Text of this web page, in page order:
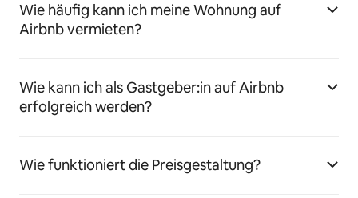
Wie häufig kann ich meine Wohnung auf
Airbnb vermieten?
Wie kann ich als Gastgeber:in auf Airbnb
erfolgreich werden?
Wie funktioniert die Preisgestaltung?